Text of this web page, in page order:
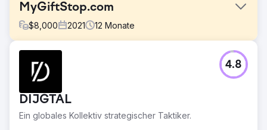
MyGiftStop.com
$8,000 2021 12 Monate
MyGiftStop.com hatte mit hohen
Kundenakquisitionskosten und geringer Leadgenerierung
zu kämpfen. Trotz der Bemühungen im digitalen
Marketing hatte die Website Probleme, gezielten Traffic
anzuziehen und Besucher in Leads umzuwandeln, was
sich auf die Gesamtverkaufsleistung auswirkte.
DIJGTAL
Ein globales Kollektiv strategischer Taktiker.
4.8